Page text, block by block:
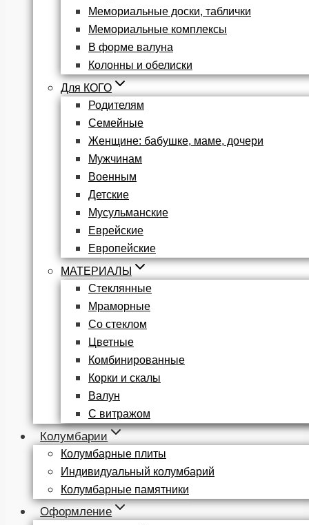
Мемориальные доски, таблички
Мемориальные комплексы
В форме валуна
Колонны и обелиски
Для КОГО
Родителям
Семейные
Женщине: бабушке, маме, дочери
Мужчинам
Военным
Детские
Мусульманские
Еврейские
Европейские
МАТЕРИАЛЫ
Стеклянные
Мраморные
Со стеклом
Цветные
Комбинированные
Корки и скалы
Валун
С витражом
Колумбарии
Колумбарные плиты
Индивидуальный колумбарий
Колумбарные памятники
Оформление